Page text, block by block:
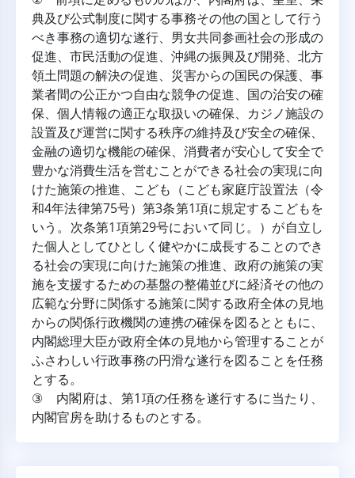
典及び公式制度に関する事務その他の国として行う
べき事務の適切な遂行、男女共同参画社会の形成の
促進、市民活動の促進、沖縄の振興及び開発、北方
領土問題の解決の促進、災害からの国民の保護、事
業者間の公正かつ自由な競争の促進、国の治安の確
保、個人情報の適正な取扱いの確保、カジノ施設の
設置及び運営に関する秩序の維持及び安全の確保、
金融の適切な機能の確保、消費者が安心して安全で
豊かな消費生活を営むことができる社会の実現に向
けた施策の推進、こども（こども家庭庁設置法（令
和4年法律第75号）第3条第1項に規定するこどもを
いう。次条第1項第29号において同じ。）が自立し
た個人としてひとしく健やかに成長することのでき
る社会の実現に向けた施策の推進、政府の施策の実
施を支援するための基盤の整備並びに経済その他の
広範な分野に関係する施策に関する政府全体の見地
からの関係行政機関の連携の確保を図るとともに、
内閣総理大臣が政府全体の見地から管理することが
ふさわしい行政事務の円滑な遂行を図ることを任務
とする。
③ 内閣府は、第1項の任務を遂行するに当たり、
内閣官房を助けるものとする。